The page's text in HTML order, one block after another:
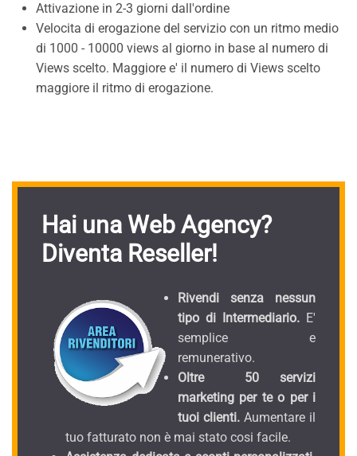
Attivazione in 2-3 giorni dall'ordine
Velocita di erogazione del servizio con un ritmo medio
di 1000 - 10000 views al giorno in base al numero di
Views scelto. Maggiore e' il numero di Views scelto
maggiore il ritmo di erogazione.
Hai una Web Agency?
Diventa Reseller!
Rivendi senza nessun
tipo di Intermediario. E'
semplice e
remunerativo.
Oltre 50 servizi
marketing per te o per i
tuoi clienti. Aumentare il
tuo fatturato non è mai stato cosi facile.